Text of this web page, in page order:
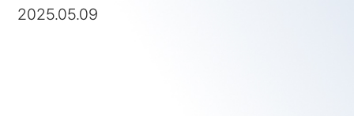
2025.05.09